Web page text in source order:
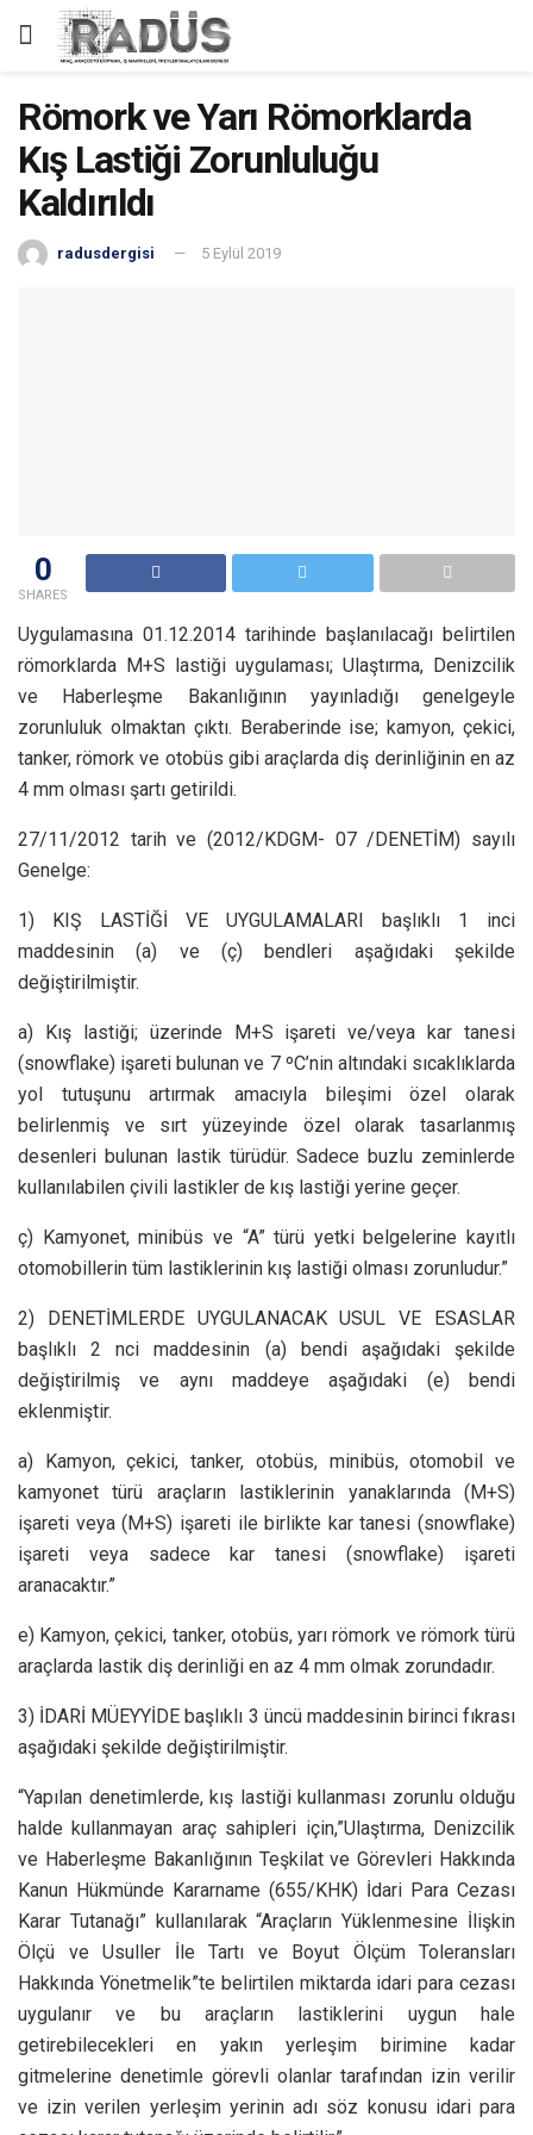
Römork ve Yarı Römorklarda
Kış Lastiği Zorunluluğu
Kaldırıldı
radusdergisi 5 Eylül 2019
0
SHARES
Uygulamasına 01.12.2014 tarihinde başlanılacağı belirtilen
römorklarda M+S lastiği uygulaması; Ulaştırma, Denizcilik
ve Haberleşme Bakanlığının yayınladığı genelgeyle
zorunluluk olmaktan çıktı. Beraberinde ise; kamyon, çekici,
tanker, römork ve otobüs gibi araçlarda diş derinliğinin en az
4 mm olması şartı getirildi.
27/11/2012 tarih ve (2012/KDGM- 07 /DENETİM) sayılı
Genelge:
1) KIŞ LASTİĞİ VE UYGULAMALARI başlıklı 1 inci
maddesinin (a) ve (ç) bendleri aşağıdaki şekilde
değiştirilmiştir.
a) Kış lastiği; üzerinde M+S işareti ve/veya kar tanesi
(snowflake) işareti bulunan ve 7 ºC’nin altındaki sıcaklıklarda
yol tutuşunu artırmak amacıyla bileşimi özel olarak
belirlenmiş ve sırt yüzeyinde özel olarak tasarlanmış
desenleri bulunan lastik türüdür. Sadece buzlu zeminlerde
kullanılabilen çivili lastikler de kış lastiği yerine geçer.
ç) Kamyonet, minibüs ve “A” türü yetki belgelerine kayıtlı
otomobillerin tüm lastiklerinin kış lastiği olması zorunludur.”
2) DENETİMLERDE UYGULANACAK USUL VE ESASLAR
başlıklı 2 nci maddesinin (a) bendi aşağıdaki şekilde
değiştirilmiş ve aynı maddeye aşağıdaki (e) bendi
eklenmiştir.
a) Kamyon, çekici, tanker, otobüs, minibüs, otomobil ve
kamyonet türü araçların lastiklerinin yanaklarında (M+S)
işareti veya (M+S) işareti ile birlikte kar tanesi (snowflake)
işareti veya sadece kar tanesi (snowflake) işareti
aranacaktır.”
e) Kamyon, çekici, tanker, otobüs, yarı römork ve römork türü
araçlarda lastik diş derinliği en az 4 mm olmak zorundadır.
3) İDARİ MÜEYYİDE başlıklı 3 üncü maddesinin birinci fıkrası
aşağıdaki şekilde değiştirilmiştir.
“Yapılan denetimlerde, kış lastiği kullanması zorunlu olduğu
halde kullanmayan araç sahipleri için,”Ulaştırma, Denizcilik
ve Haberleşme Bakanlığının Teşkilat ve Görevleri Hakkında
Kanun Hükmünde Kararname (655/KHK) İdari Para Cezası
Karar Tutanağı” kullanılarak “Araçların Yüklenmesine İlişkin
Ölçü ve Usuller İle Tartı ve Boyut Ölçüm Toleransları
Hakkında Yönetmelik”te belirtilen miktarda idari para cezası
uygulanır ve bu araçların lastiklerini uygun hale
getirebilecekleri en yakın yerleşim birimine kadar
gitmelerine denetimle görevli olanlar tarafından izin verilir
ve izin verilen yerleşim yerinin adı söz konusu idari para